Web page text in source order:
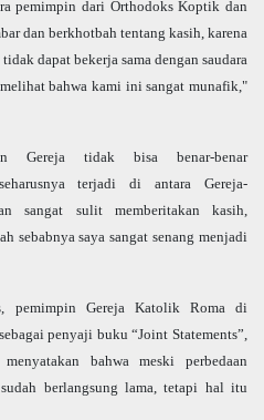
pemimpin dari Orthodoks Koptik dan
dan berkhotbah tentang kasih, karena
dapat bekerja sama dengan saudara
bahwa kami ini sangat munafik,"
Gereja tidak bisa benar-benar
terjadi di antara Gereja-
sangat sulit memberitakan kasih,
sebabnya saya sangat senang menjadi
pemimpin Gereja Katolik Roma di
penyaji buku “Joint Statements”,
bahwa meski perbedaan
berlangsung lama, tetapi hal itu